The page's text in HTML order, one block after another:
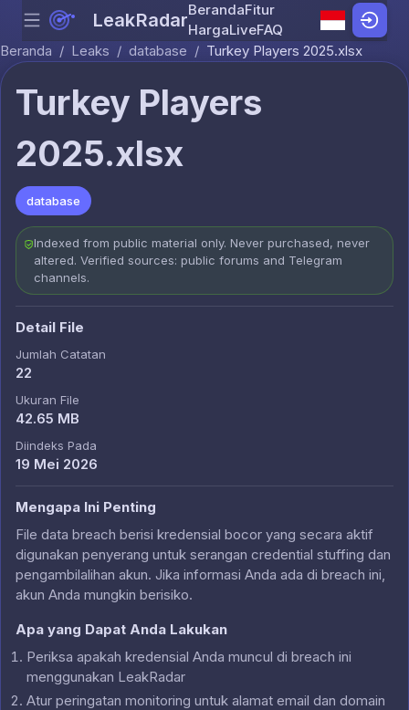
Skip to content
Menu LeakRadarBerandaFitur
HargaLiveFAQ
Beranda / Leaks / database / Turkey Players 2025.xlsx
Turkey Players
2025.xlsx
database
Indexed from public material only. Never purchased, never
altered. Verified sources: public forums and Telegram
channels.
Detail File
Jumlah Catatan
22
Ukuran File
42.65 MB
Diindeks Pada
19 Mei 2026
Mengapa Ini Penting
File data breach berisi kredensial bocor yang secara aktif
digunakan penyerang untuk serangan credential stuffing dan
pengambilalihan akun. Jika informasi Anda ada di breach ini,
akun Anda mungkin berisiko.
Apa yang Dapat Anda Lakukan
Periksa apakah kredensial Anda muncul di breach ini
menggunakan LeakRadar
Atur peringatan monitoring untuk alamat email dan domain